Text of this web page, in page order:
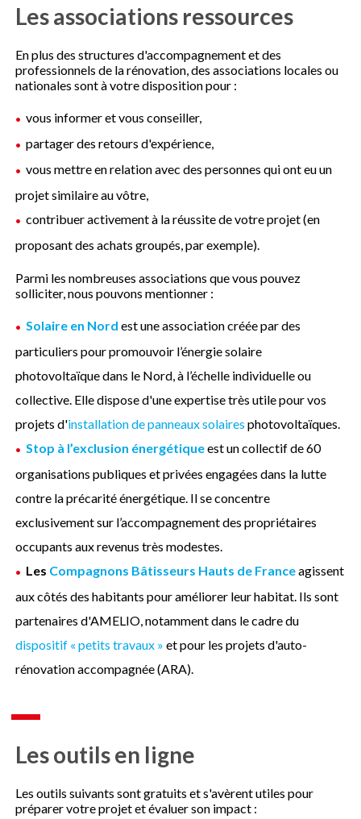
Les associations ressources
En plus des structures d'accompagnement et des
professionnels de la rénovation, des associations locales ou
nationales sont à votre disposition pour :
vous informer et vous conseiller,
partager des retours d'expérience,
vous mettre en relation avec des personnes qui ont eu un
projet similaire au vôtre,
contribuer activement à la réussite de votre projet (en
proposant des achats groupés, par exemple).
Parmi les nombreuses associations que vous pouvez
solliciter, nous pouvons mentionner :
Solaire en Nord est une association créée par des
particuliers pour promouvoir l’énergie solaire
photovoltaïque dans le Nord, à l’échelle individuelle ou
collective. Elle dispose d'une expertise très utile pour vos
projets d'installation de panneaux solaires photovoltaïques.
Stop à l’exclusion énergétiqueest un collectif de 60
organisations publiques et privées engagées dans la lutte
contre la précarité énergétique. Il se concentre
exclusivement sur l’accompagnement des propriétaires
occupants aux revenus très modestes.
Les Compagnons Bâtisseurs Hauts de Franceagissent
aux côtés des habitants pour améliorer leur habitat. Ils sont
partenaires d'AMELIO, notamment dans le cadre du
dispositif « petits travaux » et pour les projets d'auto-
rénovation accompagnée (ARA).
Les outils en ligne
Les outils suivants sont gratuits et s'avèrent utiles pour
préparer votre projet et évaluer son impact :